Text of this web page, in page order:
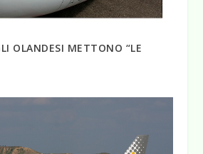
OLANDESI METTONO “LE